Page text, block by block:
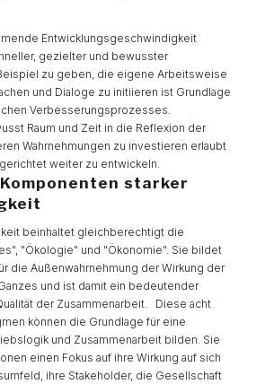
Entwicklungsgeschwindigkeit
gezielter und bewusster
zu geben, die eigene Arbeitsweise
und Dialoge zu initiieren ist Grundlage
Verbesserungsprozesses.
Raum und Zeit in die Reflexion der
Wahrnehmungen zu investieren erlaubt
weiter zu entwickeln.
starker
beinhaltet gleichberechtigt die
"Ökologie" und "Ökonomie". Sie bildet
die Außenwahrnehmung der Wirkung der
und ist damit ein bedeutender
der Zusammenarbeit. Diese acht
können die Grundlage für eine
und Zusammenarbeit bilden. Sie
einen Fokus auf ihre Wirkung auf sich
ihre Stakeholder, die Gesellschaft